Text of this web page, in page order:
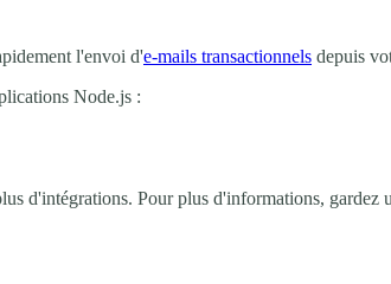
l'envoi d'e-mails transactionnels depuis
Node.js :
d'intégrations. Pour plus d'informations, gardez